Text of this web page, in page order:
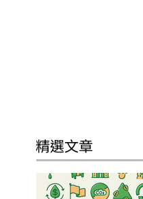
精選文章